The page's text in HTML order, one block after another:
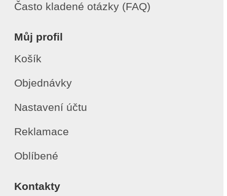
Často kladené otázky (FAQ)
Můj profil
Košík
Objednávky
Nastavení účtu
Reklamace
Oblíbené
Kontakty